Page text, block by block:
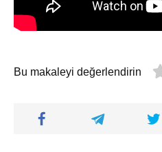
Bu makaleyi değerlendirin